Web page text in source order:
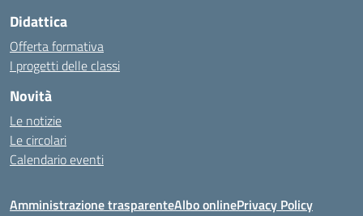
Didattica
Offerta formativa
I progetti delle classi
Novità
Le notizie
Le circolari
Calendario eventi
Amministrazione trasparenteAlbo onlinePrivacy Policy